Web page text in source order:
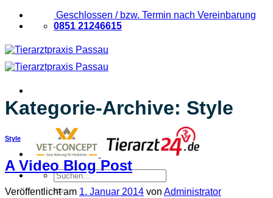
Zum
Inhalt
Geschlossen / bzw. Termin nach Vereinbarung
0851 21246615
Suchen
nach:
Kategorie-Archive: Style
Style
A Video Blog Post
Veröffentlicht am 1. Januar 2014 von Administrator